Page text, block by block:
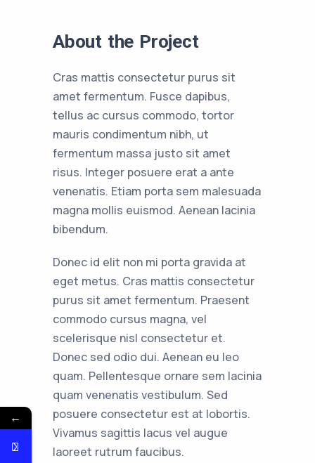
About the Project
Cras mattis consectetur purus sit
amet fermentum. Fusce dapibus,
tellus ac cursus commodo, tortor
mauris condimentum nibh, ut
fermentum massa justo sit amet
risus. Integer posuere erat a ante
venenatis. Etiam porta sem malesuada
magna mollis euismod. Aenean lacinia
bibendum.
Donec id elit non mi porta gravida at
eget metus. Cras mattis consectetur
purus sit amet fermentum. Praesent
commodo cursus magna, vel
scelerisque nisl consectetur et.
Donec sed odio dui. Aenean eu leo
quam. Pellentesque ornare sem lacinia
quam venenatis vestibulum. Sed
posuere consectetur est at lobortis.
Vivamus sagittis lacus vel augue
laoreet rutrum faucibus.
←